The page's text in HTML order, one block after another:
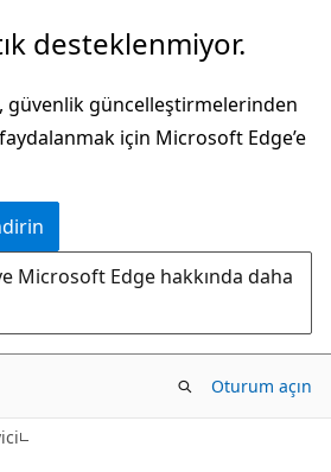
desteklenmiyor.
güvenlik güncelleştirmelerinden
için Microsoft Edge’e
Microsoft Edge hakkında daha
Oturum açın